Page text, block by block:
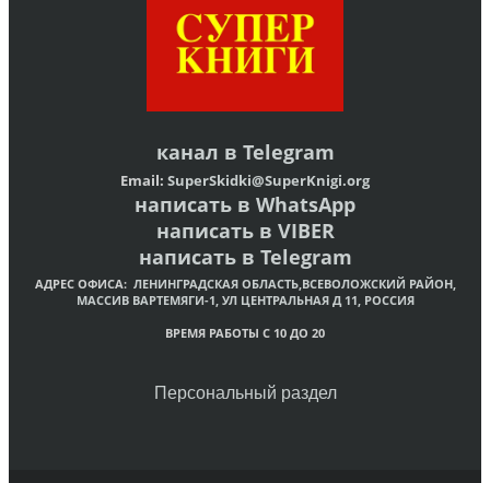
канал в Telegram
Email: SuperSkidki@SuperKnigi.org
написать в WhatsApp
написать в VIBER
написать в Telegram
АДРЕС ОФИСА: ЛЕНИНГРАДСКАЯ ОБЛАСТЬ,ВСЕВОЛОЖСКИЙ РАЙОН,
МАССИВ ВАРТЕМЯГИ-1, УЛ ЦЕНТРАЛЬНАЯ Д 11, РОССИЯ
ВРЕМЯ РАБОТЫ С 10 ДО 20
Персональный раздел